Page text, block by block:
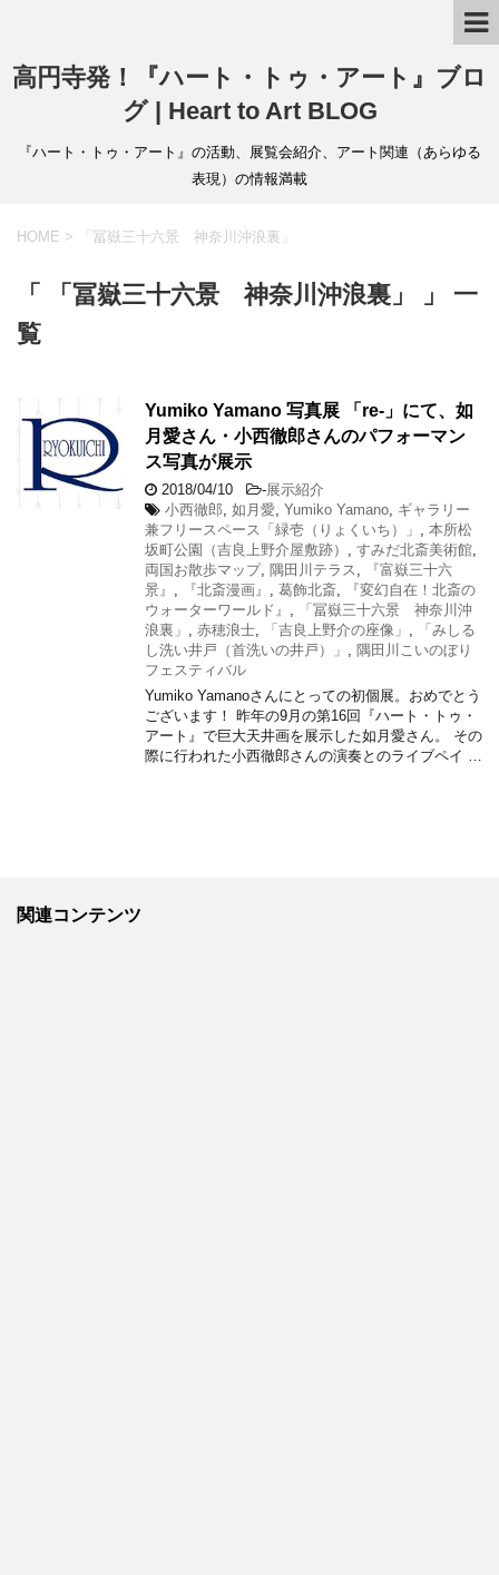
高円寺発！『ハート・トゥ・アート』ブロ
グ | Heart to Art BLOG
『ハート・トゥ・アート』の活動、展覧会紹介、アート関連（あらゆる
表現）の情報満載
HOME > 「冨嶽三十六景 神奈川沖浪裏」
「 「冨嶽三十六景 神奈川沖浪裏」 」 一
覧
Yumiko Yamano 写真展 「re-」にて、如
月愛さん・小西徹郎さんのパフォーマン
ス写真が展示
2018/04/10 -展示紹介
小西徹郎 如月愛 Yumiko Yamano ギャラリー
兼フリースペース「緑壱（りょくいち）」
本所松
坂町公園（吉良上野介屋敷跡）
すみだ北斎美術館
両国お散歩マップ, 隅田川テラス
『富嶽三十六
景』
『北斎漫画』 葛飾北斎
『変幻自在！北斎の
ウォーターワールド』
「冨嶽三十六景 神奈川沖
浪裏」
赤穂浪士 「吉良上野介の座像」
「みしる
し洗い井戸（首洗いの井戸）」
隅田川こいのぼり
フェスティバル
Yumiko Yamanoさんにとっての初個展。おめでとう
ございます！ 昨年の9月の第16回『ハート・トゥ・
アート』で巨大天井画を展示した如月愛さん。 その
際に行われた小西徹郎さんの演奏とのライブペイ …
関連コンテンツ